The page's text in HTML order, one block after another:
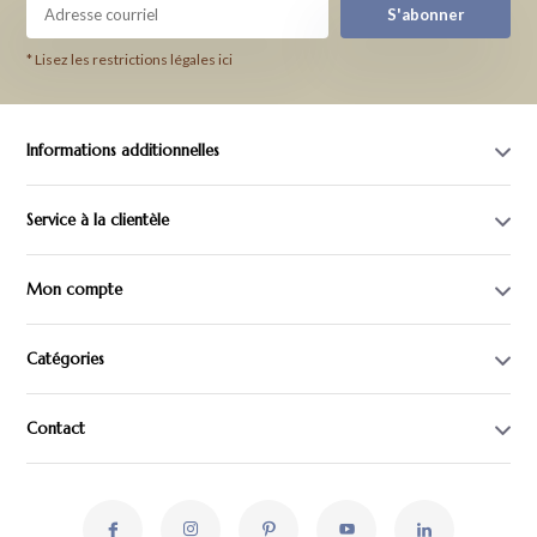
S'abonner
* Lisez les restrictions légales ici
Informations additionnelles
Service à la clientèle
Mon compte
Catégories
Contact